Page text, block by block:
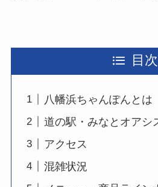
目次
八幡浜ちゃんぽんとは
道の駅・みなとオアシ
アクセス
混雑状況